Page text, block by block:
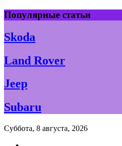
Skip
to
content
Популярные статьи
Skoda
Land Rover
Jeep
Subaru
Суббота, 8 августа, 2026